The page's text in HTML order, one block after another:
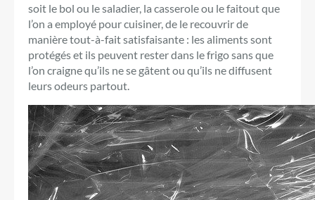
soit le bol ou le saladier, la casserole ou le faitout que
l’on a employé pour cuisiner, de le recouvrir de
manière tout-à-fait satisfaisante : les aliments sont
protégés et ils peuvent rester dans le frigo sans que
l’on craigne qu’ils ne se gâtent ou qu’ils ne diffusent
leurs odeurs partout.